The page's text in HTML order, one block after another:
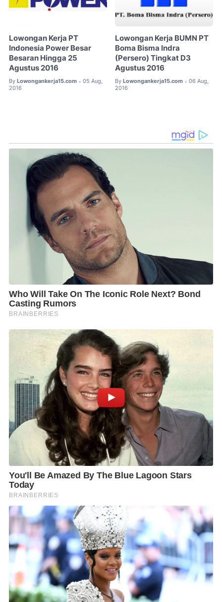
Lowongan Kerja PT
Indonesia Power Besar
Besaran Hingga 25
Agustus 2016
By Lowongankerja15.com • 05 Aug,
2016
Lowongan Kerja BUMN PT
Boma Bisma Indra
(Persero) Tingkat D3
Agustus 2016
By Lowongankerja15.com • 06 Aug,
2016